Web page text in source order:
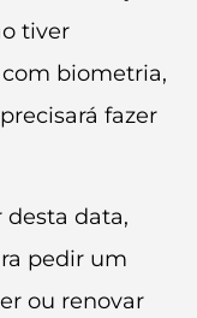
tiver
biometria,
fazer
desta data,
pedir um
ou renovar